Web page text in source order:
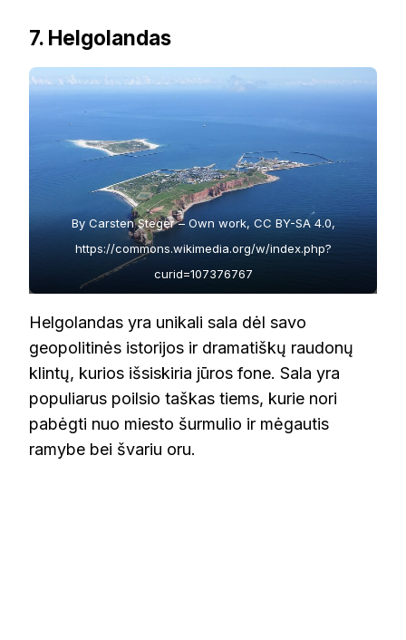
7. Helgolandas
By Carsten Steger – Own work, CC BY-SA 4.0,
https://commons.wikimedia.org/w/index.php?
curid=107376767
Helgolandas yra unikali sala dėl savo
geopolitinės istorijos ir dramatiškų raudonų
klintų, kurios išsiskiria jūros fone. Sala yra
populiarus poilsio taškas tiems, kurie nori
pabėgti nuo miesto šurmulio ir mėgautis
ramybe bei švariu oru.